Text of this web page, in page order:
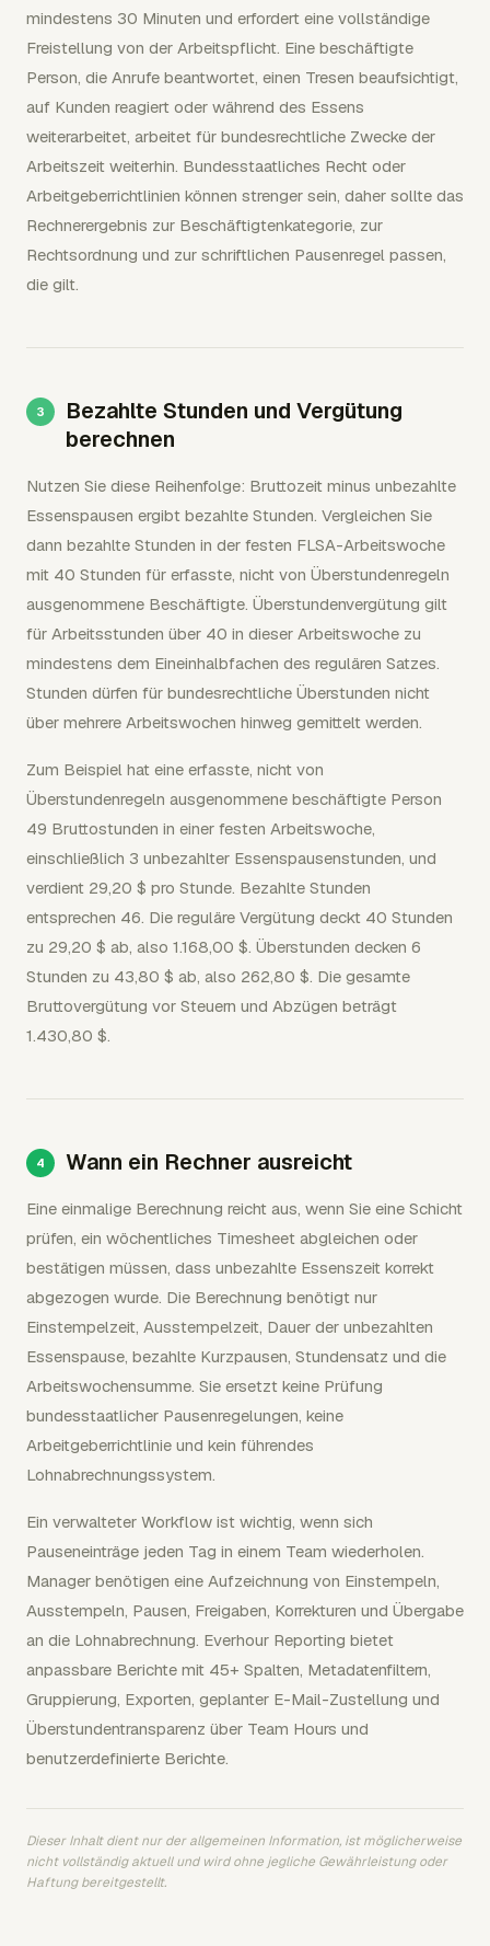
mindestens 30 Minuten und erfordert eine vollständige
Freistellung von der Arbeitspflicht. Eine beschäftigte
Person, die Anrufe beantwortet, einen Tresen beaufsichtigt,
auf Kunden reagiert oder während des Essens
weiterarbeitet, arbeitet für bundesrechtliche Zwecke der
Arbeitszeit weiterhin. Bundesstaatliches Recht oder
Arbeitgeberrichtlinien können strenger sein, daher sollte das
Rechnerergebnis zur Beschäftigtenkategorie, zur
Rechtsordnung und zur schriftlichen Pausenregel passen,
die gilt.
Bezahlte Stunden und Vergütung
berechnen
Nutzen Sie diese Reihenfolge: Bruttozeit minus unbezahlte
Essenspausen ergibt bezahlte Stunden. Vergleichen Sie
dann bezahlte Stunden in der festen FLSA-Arbeitswoche
mit 40 Stunden für erfasste, nicht von Überstundenregeln
ausgenommene Beschäftigte. Überstundenvergütung gilt
für Arbeitsstunden über 40 in dieser Arbeitswoche zu
mindestens dem Eineinhalbfachen des regulären Satzes.
Stunden dürfen für bundesrechtliche Überstunden nicht
über mehrere Arbeitswochen hinweg gemittelt werden.
Zum Beispiel hat eine erfasste, nicht von
Überstundenregeln ausgenommene beschäftigte Person
49 Bruttostunden in einer festen Arbeitswoche,
einschließlich 3 unbezahlter Essenspausenstunden, und
verdient 29,20 $ pro Stunde. Bezahlte Stunden
entsprechen 46. Die reguläre Vergütung deckt 40 Stunden
zu 29,20 $ ab, also 1.168,00 $. Überstunden decken 6
Stunden zu 43,80 $ ab, also 262,80 $. Die gesamte
Bruttovergütung vor Steuern und Abzügen beträgt
1.430,80 $.
Wann ein Rechner ausreicht
Eine einmalige Berechnung reicht aus, wenn Sie eine Schicht
prüfen, ein wöchentliches Timesheet abgleichen oder
bestätigen müssen, dass unbezahlte Essenszeit korrekt
abgezogen wurde. Die Berechnung benötigt nur
Einstempelzeit, Ausstempelzeit, Dauer der unbezahlten
Essenspause, bezahlte Kurzpausen, Stundensatz und die
Arbeitswochensumme. Sie ersetzt keine Prüfung
bundesstaatlicher Pausenregelungen, keine
Arbeitgeberrichtlinie und kein führendes
Lohnabrechnungssystem.
Ein verwalteter Workflow ist wichtig, wenn sich
Pauseneinträge jeden Tag in einem Team wiederholen.
Manager benötigen eine Aufzeichnung von Einstempeln,
Ausstempeln, Pausen, Freigaben, Korrekturen und Übergabe
an die Lohnabrechnung. Everhour Reporting bietet
anpassbare Berichte mit 45+ Spalten, Metadatenfiltern,
Gruppierung, Exporten, geplanter E-Mail-Zustellung und
Überstundentransparenz über Team Hours und
benutzerdefinierte Berichte.
Dieser Inhalt dient nur der allgemeinen Information, ist möglicherweise
nicht vollständig aktuell und wird ohne jegliche Gewährleistung oder
Haftung bereitgestellt.